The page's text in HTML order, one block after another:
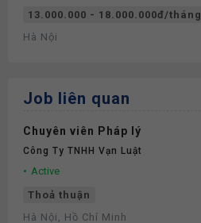
13.000.000 - 18.000.000đ/tháng
Hà Nội
Job liên quan
Chuyên viên Pháp lý
Công Ty TNHH Vạn Luật
Active
Thoả thuận
Hà Nội, Hồ Chí Minh